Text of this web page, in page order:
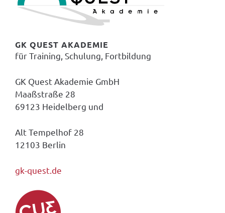
GK QUEST AKADEMIE
für Training, Schulung, Fortbildung
GK Quest Akademie GmbH
Maaßstraße 28
69123 Heidelberg und
Alt Tempelhof 28
12103 Berlin
gk-quest.de